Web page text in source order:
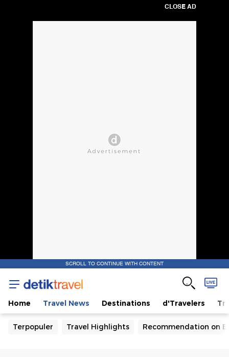
CLOSE AD
SCROLL TO CONTINUE WITH CONTENT
Home Travel News Destinations d'Travelers
Terpopuler Travel Highlights Recommendation on